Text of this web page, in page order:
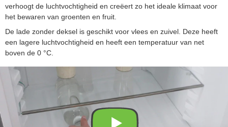
verhoogt de luchtvochtigheid en creëert zo het ideale klimaat voor
het bewaren van groenten en fruit.
De lade zonder deksel is geschikt voor vlees en zuivel. Deze heeft
een lagere luchtvochtigheid en heeft een temperatuur van net
boven de 0 °C.